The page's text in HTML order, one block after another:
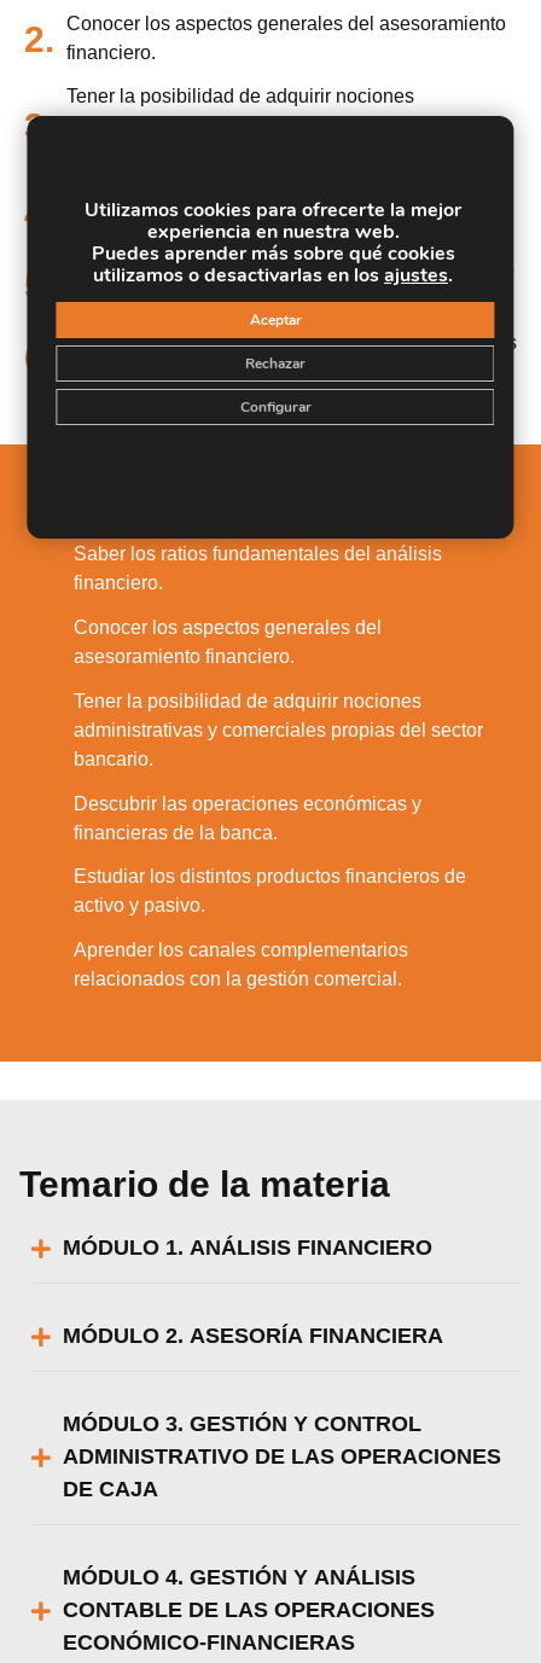
2.
Conocer los aspectos generales del asesoramiento
financiero.
3.
Tener la posibilidad de adquirir nociones
4.
Descubrir las operaciones económicas y financieras
de la banca.
5.
Estudiar los distintos productos financieros de activo
y pasivo.
6.
Aprender los canales complementarios relacionados
con la gestión comercial.
Saber los ratios fundamentales del análisis
financiero.
Conocer los aspectos generales del
asesoramiento financiero.
Tener la posibilidad de adquirir nociones
administrativas y comerciales propias del sector
bancario.
Descubrir las operaciones económicas y
financieras de la banca.
Estudiar los distintos productos financieros de
activo y pasivo.
Aprender los canales complementarios
relacionados con la gestión comercial.
Temario de la materia
MÓDULO 1. ANÁLISIS FINANCIERO
MÓDULO 2. ASESORÍA FINANCIERA
MÓDULO 3. GESTIÓN Y CONTROL
ADMINISTRATIVO DE LAS OPERACIONES
DE CAJA
MÓDULO 4. GESTIÓN Y ANÁLISIS
CONTABLE DE LAS OPERACIONES
ECONÓMICO-FINANCIERAS
Utilizamos cookies para ofrecerte la mejor
experiencia en nuestra web.
Puedes aprender más sobre qué cookies
utilizamos o desactivarlas en losajustes.
Aceptar
Rechazar
Configurar